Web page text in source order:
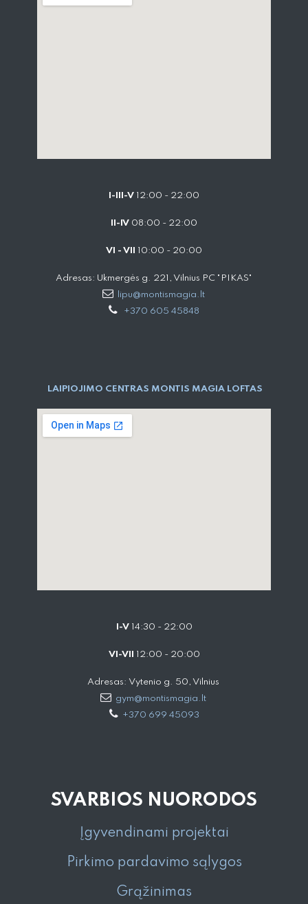
I-III-V 12:00 - 22:00
II-IV 08:00 - 22:00
VI - VII 10:00 - 20:00
Adresas: Ukmergės g. 221, Vilnius PC "PIKAS"
lipu@montismagia.lt
+370 605 45848
LAIPIOJIMO CENTRAS MONTIS MAGIA LOFTAS
I-V14:30 - 22:00
VI-VII 12:00 - 20:00
Adresas: Vytenio g. 50, Vilnius
gym@montismagia.lt
+370 699 45093
SVARBIOS NUORODOS
Įgyvendinami projektai
Pirkimo pardavimo sąlygos
Grąžinimas